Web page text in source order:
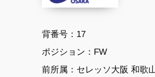
背番号：17
ポジション：FW
前所属：セレッソ大阪 和歌